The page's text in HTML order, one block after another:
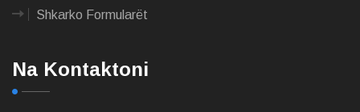
Shkarko Formularët
Na Kontaktoni